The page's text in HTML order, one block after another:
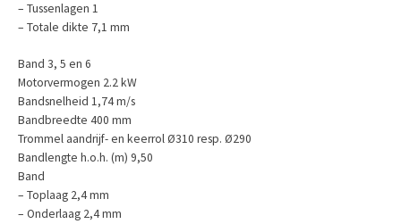
– Tussenlagen 1
– Totale dikte 7,1 mm
Band 3, 5 en 6
Motorvermogen 2.2 kW
Bandsnelheid 1,74 m/s
Bandbreedte 400 mm
Trommel aandrijf- en keerrol Ø310 resp. Ø290
Bandlengte h.o.h. (m) 9,50
Band
– Toplaag 2,4 mm
– Onderlaag 2,4 mm